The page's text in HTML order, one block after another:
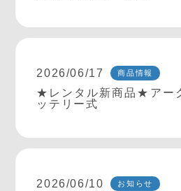
2026/06/17 商品情報
★レンタル新商品★アー
ッテリー式
2026/06/10 お知らせ